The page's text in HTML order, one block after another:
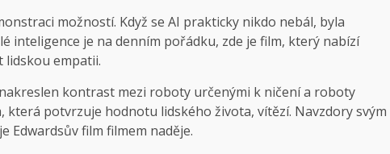
možností. Když se AI prakticky nikdo nebál, byla
inteligence je na denním pořádku, zde je film, který nabízí
lidskou empatii.
kontrast mezi roboty určenými k ničení a roboty
která potvrzuje hodnotu lidského života, vítězí. Navzdory svým
Edwardsův film filmem naděje.